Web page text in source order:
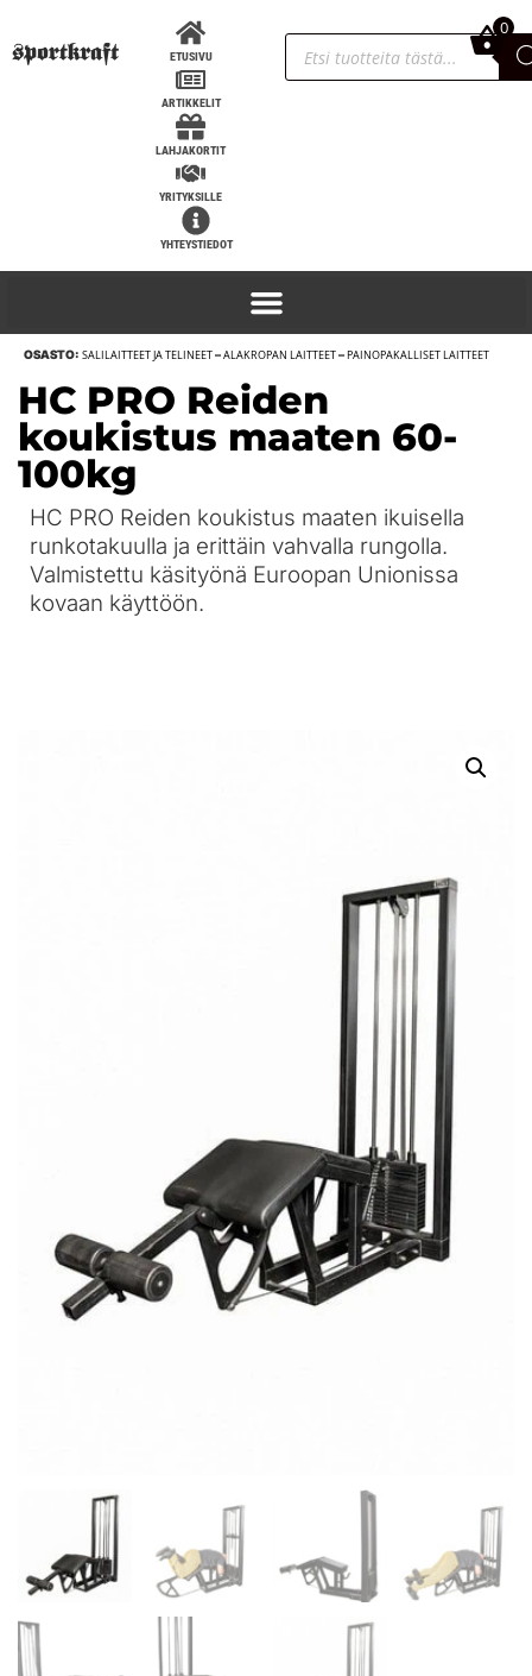
16,50 € +
ETUSIVU
ARTIKKELIT
LAHJAKORTIT
YRITYKSILLE
YHTEYSTIEDOT
0,00€
0
OSASTO: SALILAITTEET JA TELINEET–ALAKROPAN LAITTEET–PAINOPAKALLISET LAITTEET
HC PRO Reiden
koukistus maaten 60-
100kg
HC PRO Reiden koukistus maaten ikuisella
runkotakuulla ja erittäin vahvalla rungolla.
Valmistettu käsityönä Euroopan Unionissa
kovaan käyttöön.